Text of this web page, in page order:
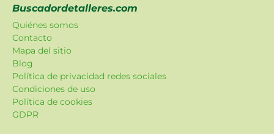
Buscadordetalleres.com
Quiénes somos
Contacto
Mapa del sitio
Blog
Política de privacidad redes sociales
Condiciones de uso
Política de cookies
GDPR